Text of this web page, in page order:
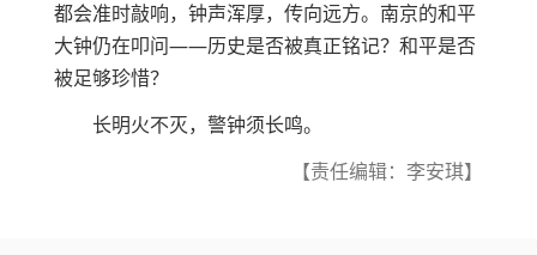
都会准时敲响，钟声浑厚，传向远方。南京的和平
大钟仍在叩问——历史是否被真正铭记？和平是否
被足够珍惜？
长明火不灭，警钟须长鸣。
【责任编辑：李安琪】